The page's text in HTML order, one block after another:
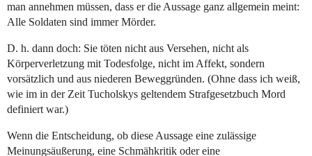
man annehmen müssen, dass er die Aussage ganz allgemein meint:
Alle Soldaten sind immer Mörder.
D. h. dann doch: Sie töten nicht aus Versehen, nicht als
Körperverletzung mit Todesfolge, nicht im Affekt, sondern
vorsätzlich und aus niederen Beweggründen. (Ohne dass ich weiß,
wie im in der Zeit Tucholskys geltendem Strafgesetzbuch Mord
definiert war.)
Wenn die Entscheidung, ob diese Aussage eine zulässige
Meinungsäußerung, eine Schmähkritik oder eine